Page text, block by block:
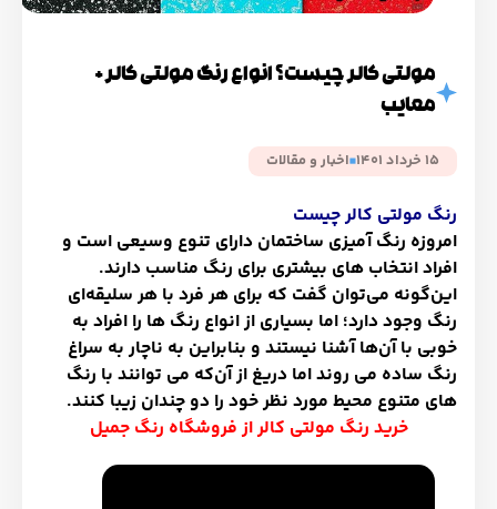
مولتی کالر چیست؟ انواع رنگ مولتی کالر +
معایب
15 خرداد 1401 اخبار و مقالات
رنگ مولتی کالر چیست
امروزه رنگ آمیزی ساختمان دارای تنوع وسیعی است و
افراد انتخاب های بیشتری برای رنگ مناسب دارند.
اینگونه میتوان گفت که برای هر فرد با هر سلیقهای
رنگ وجود دارد؛ اما بسیاری از انواع رنگ ها را افراد به
خوبی با آن‌ها آشنا نیستند و بنابراین به ناچار به سراغ
رنگ ساده می روند اما دریغ از آن‌که می توانند با رنگ
های متنوع محیط مورد نظر خود را دو چندان زیبا کنند.
خرید رنگ مولتی کالر از فروشگاه رنگ جمیل